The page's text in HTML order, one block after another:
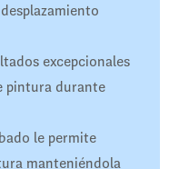
excepcionales
pintura durante
le permite
manteniéndola